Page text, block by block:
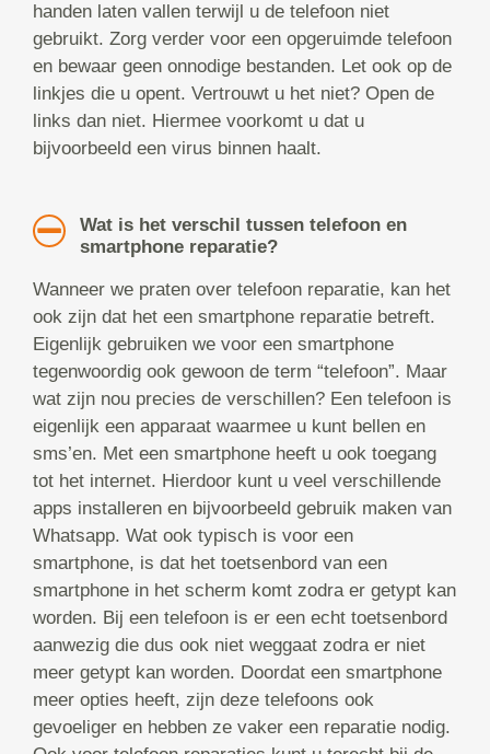
handen laten vallen terwijl u de telefoon niet
gebruikt. Zorg verder voor een opgeruimde telefoon
en bewaar geen onnodige bestanden. Let ook op de
linkjes die u opent. Vertrouwt u het niet? Open de
links dan niet. Hiermee voorkomt u dat u
bijvoorbeeld een virus binnen haalt.
Wat is het verschil tussen telefoon en
smartphone reparatie?
Wanneer we praten over telefoon reparatie, kan het
ook zijn dat het een smartphone reparatie betreft.
Eigenlijk gebruiken we voor een smartphone
tegenwoordig ook gewoon de term “telefoon”. Maar
wat zijn nou precies de verschillen? Een telefoon is
eigenlijk een apparaat waarmee u kunt bellen en
sms’en. Met een smartphone heeft u ook toegang
tot het internet. Hierdoor kunt u veel verschillende
apps installeren en bijvoorbeeld gebruik maken van
Whatsapp. Wat ook typisch is voor een
smartphone, is dat het toetsenbord van een
smartphone in het scherm komt zodra er getypt kan
worden. Bij een telefoon is er een echt toetsenbord
aanwezig die dus ook niet weggaat zodra er niet
meer getypt kan worden. Doordat een smartphone
meer opties heeft, zijn deze telefoons ook
gevoeliger en hebben ze vaker een reparatie nodig.